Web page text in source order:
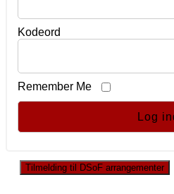
Kodeord
Remember Me
Tilmelding til DSoF arrangementer